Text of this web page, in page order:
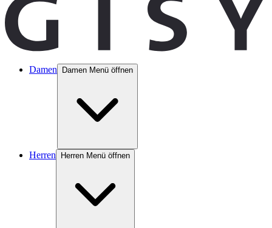
Damen Damen Menü öffnen
Herren Herren Menü öffnen